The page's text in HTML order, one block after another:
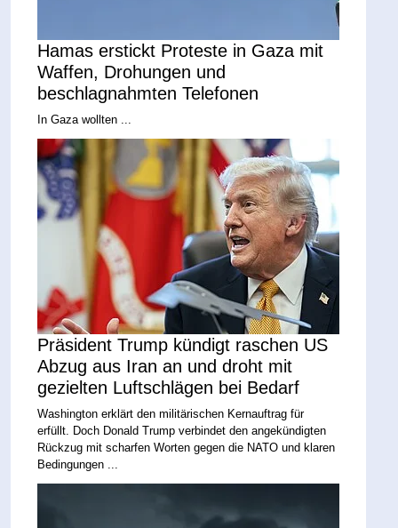
Hamas erstickt Proteste in Gaza mit
Waffen, Drohungen und
beschlagnahmten Telefonen
In Gaza wollten ...
Präsident Trump kündigt raschen US
Abzug aus Iran an und droht mit
gezielten Luftschlägen bei Bedarf
Washington erklärt den militärischen Kernauftrag für
erfüllt. Doch Donald Trump verbindet den angekündigten
Rückzug mit scharfen Worten gegen die NATO und klaren
Bedingungen ...